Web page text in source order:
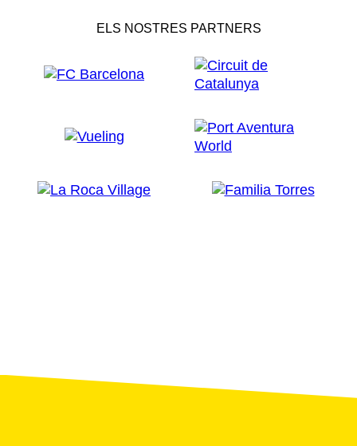
ELS NOSTRES PARTNERS